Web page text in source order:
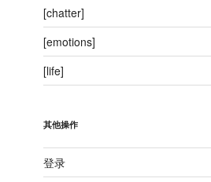
[chatter]
[emotions]
[life]
其他操作
登录